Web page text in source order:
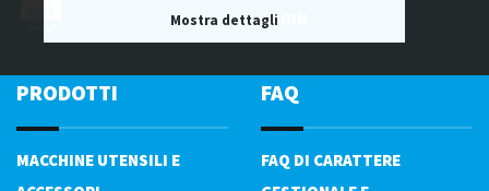
Mostra dettagliLOGIN
PRODOTTI
MACCHINE UTENSILI E
FAQ
FAQ DI CARATTERE